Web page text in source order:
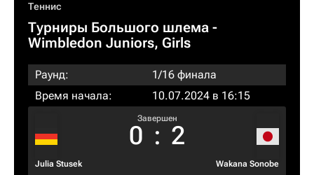
Теннис
Турниры Большого шлема -
Wimbledon Juniors, Girls
Раунд:
1/16 финала
Время начала:
10.07.2024 в 16:15
Julia Stusek
Завершен
0 : 2
Wakana Sonobe